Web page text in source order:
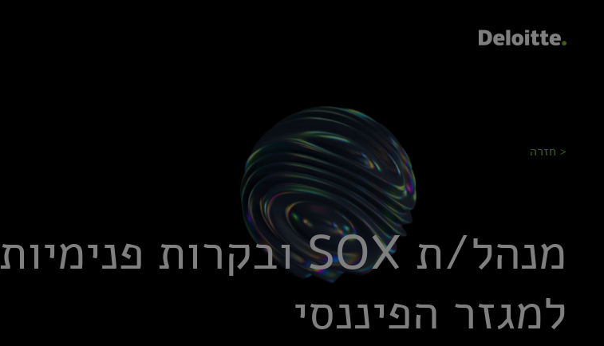
< חזרה
מנהל/ת SOX ובקרות פנימיות
למגזר הפיננסי